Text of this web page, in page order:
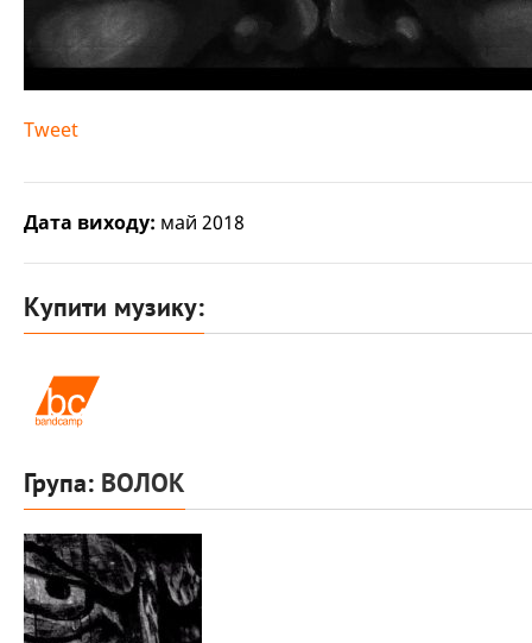
Tweet
Дата виходу: май 2018
Купити музику:
Група: ВОЛОК